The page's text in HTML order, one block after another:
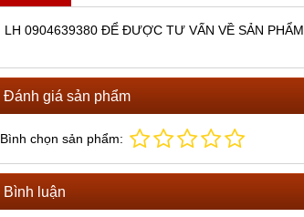
LH 0904639380 ĐỂ ĐƯỢC TƯ VẤN VỀ SẢN PHẨM
Đánh giá sản phẩm
Bình chọn sản phẩm:
Bình luận